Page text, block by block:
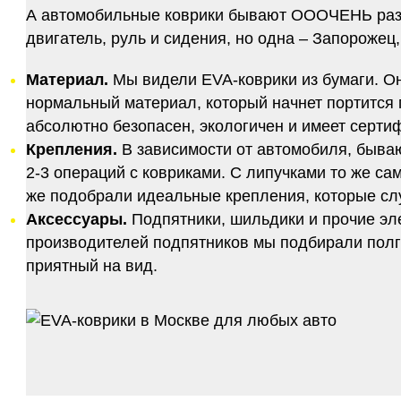
А автомобильные коврики бывают ОООЧЕНЬ
двигатель, руль и сидения, но одна –
Материал. Мы видели EVA-коврики из бумаги.
нормальный материал, который начнет
абсолютно безопасен, экологичен и имеет
Крепления. В зависимости от автомобиля,
2-3 операций с ковриками. С липучками то же
же подобрали идеальные крепления, которые
Аксессуары. Подпятники, шильдики и прочие
производителей подпятников мы подбирали
приятный на вид.